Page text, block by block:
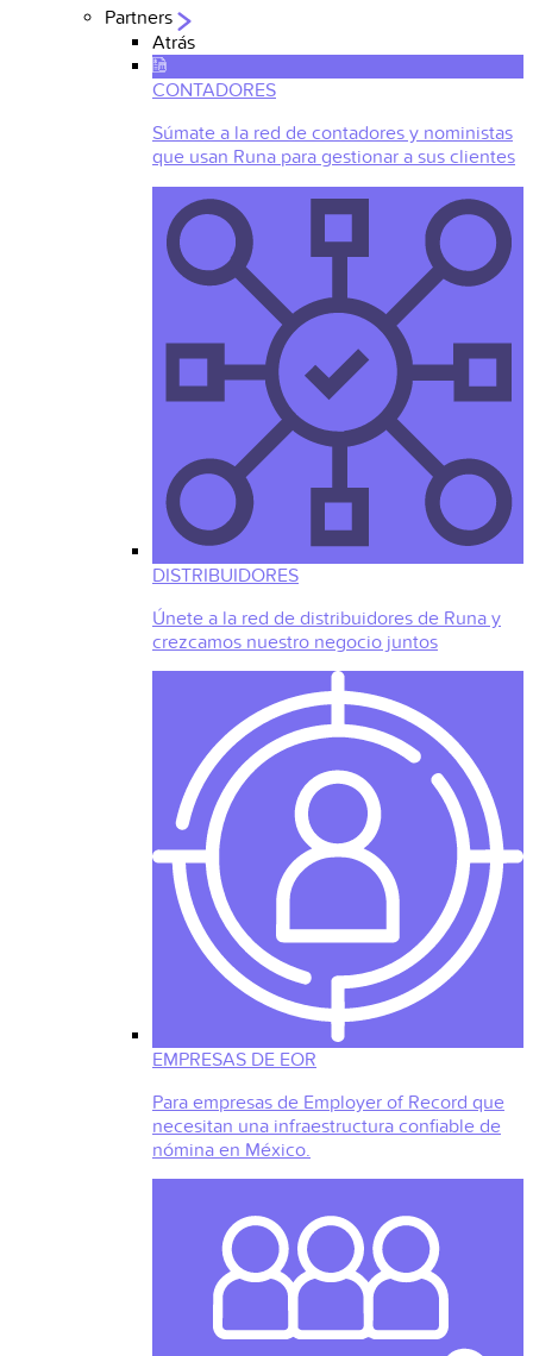
Partners
Atrás
CONTADORES
Súmate a la red de contadores y noministas
que usan Runa para gestionar a sus clientes
DISTRIBUIDORES
Únete a la red de distribuidores de Runa y
crezcamos nuestro negocio juntos
EMPRESAS DE EOR
Para empresas de Employer of Record que
necesitan una infraestructura confiable de
nómina en México.